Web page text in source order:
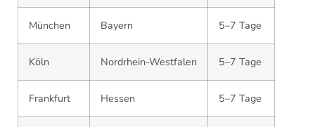
München Bayern 5–7 Tage
Köln Nordrhein-Westfalen 5–7 Tage
Frankfurt Hessen 5–7 Tage